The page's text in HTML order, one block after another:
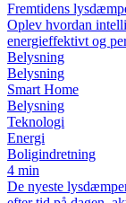
Fremtidens
Oplev hvordan
energieffektivt og
Belysning
Belysning
Smart Home
Belysning
Teknologi
Energi
Boligindretning
4 min
De nyeste